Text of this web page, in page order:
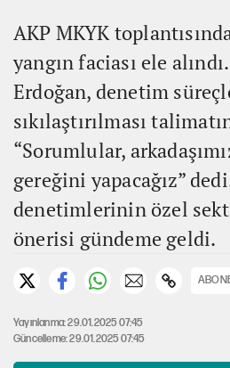
AKP MKYK
yangın faciası ele
Erdoğan, denetim
sıkılaştırılması
“Sorumlular,
gereğini yapacağız”
denetimlerinin özel
önerisi gündeme geldi.
Yayınlanma: 29.01.2025 07:45
Güncelleme: 29.01.2025 07:45